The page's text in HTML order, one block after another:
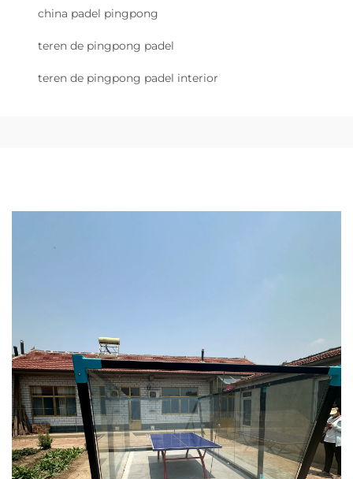
china padel pingpong
teren de pingpong padel
teren de pingpong padel interior